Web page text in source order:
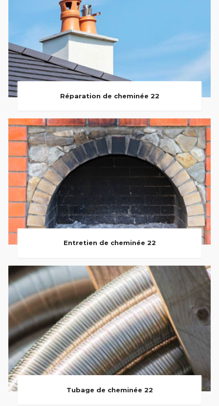
Réparation de cheminée 22
Entretien de cheminée 22
Tubage de cheminée 22